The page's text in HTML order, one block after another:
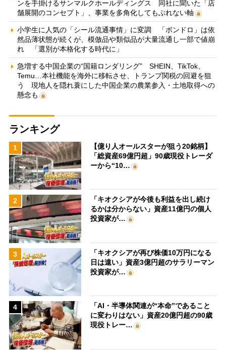
ンを手掛けるサンマルクホールディングス 同社に聞いた「店
舗展開のコンセプト」、事業を多角化してもぶれない軸
小学生に人気の「シール流通事情」に変調 「ボンドロ」は依
然品薄状態が続くが、模倣品や類似品が大量流通し一部で値崩
れ 「選別が本格化する時代に」
急増する中国企業の“国籍ロンダリング” SHEIN、TikTok、
Temu…本社機能を海外に移転させ、トランプ関税の回避を狙
う 現地人を隠れ蓑にした中国企業の農業参入・土地取得への
懸念も
ランキング
1
【億り人オールスターが狙う20銘柄】
「総資産69億円超」90歳現役トレーダ
ーから“10…
2
「キオクシアが今後も利益を出し続け
るかは分からない」資産11億円の個人
投資家が…
3
「キオクシアが再び株価10万円になる
日は遠い」資産3億円超のサラリーマン
投資家が…
4
「AI・半導体関連が“本命”であること
に変わりはない」資産20億円超の90歳
現役トレー…